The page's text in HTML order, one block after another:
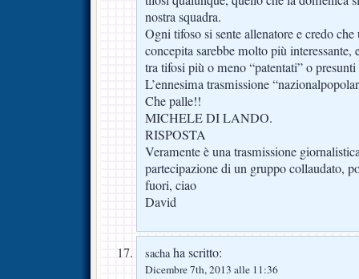
nostra squadra.
Ogni tifoso si sente allenatore e credo
concepita sarebbe molto più
tra tifosi più o meno “patentati” o
L’ennesima trasmissione
Che palle!!
MICHELE DI LANDO.
RISPOSTA
Veramente è una trasmissione
partecipazione di un gruppo collaudato,
fuori, ciao
David
sachaha scritto:
Dicembre 7th, 2013 alle 11:36